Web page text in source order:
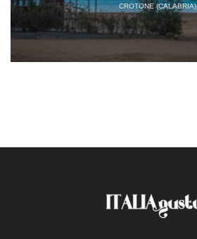
CROTONE (CALABRIA)